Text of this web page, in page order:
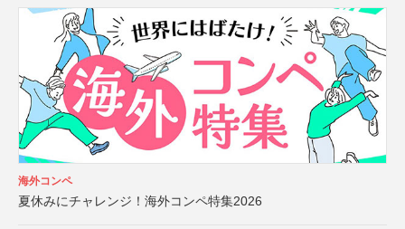
海外コンペ
夏休みにチャレンジ！海外コンペ特集2026